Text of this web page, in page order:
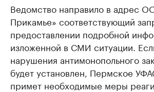
Ведомство направило в адрес
Прикамье» соответствующий
предоставлении подробной
изложенной в СМИ ситуации.
нарушения антимонопольного
будет установлен, Пермское
примет необходимые меры